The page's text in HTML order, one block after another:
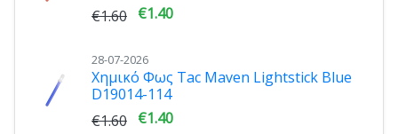
€1.60 €1.40
28-07-2026
Χημικό Φως Tac Maven Lightstick Blue
D19014-114
€1.60 €1.40